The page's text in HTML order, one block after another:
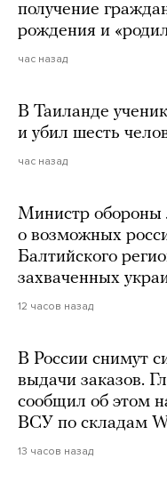
получение
рождения и
час назад
В Таиланде
и убил шесть
час назад
Министр обороны
о возможных
Балтийского
захваченных
12 часов назад
В России снимут
выдачи заказов.
сообщил об этом
ВСУ по складам
13 часов назад